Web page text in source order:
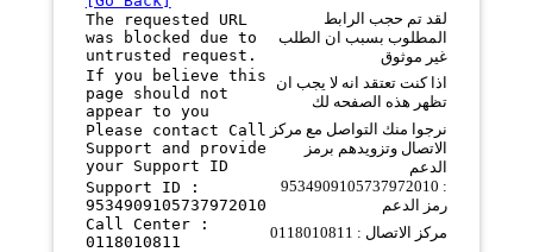
The requested URL
was blocked due to
untrusted request.
لقد تم حجب الرابط
المطلوب بسبب ان الطلب
غير موثوق
If you believe this
page should not
appear to you
اذا كنت تعتقد انه لا يجب ان
تظهر هذه الصفحه لك
Please contact Call
Support and provide
your Support ID
نرجوا منك التواصل مع مركز
الاتصال وتزويدهم برمز
الدعم
Support ID :
9534909105737972010
9534909105737972010 :
رمز الدعم
Call Center :
0118010811
مركز الاتصال : 0118010811